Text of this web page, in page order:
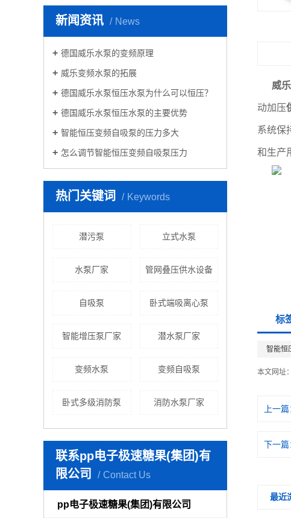
新闻资讯 News
德国威乐水泵的变频原理
威乐变频水泵的拓展
德国威乐水泵恒压水泵为什么可以恒压？
德国威乐水泵恒压水泵的主要优势
智能恒压变频自吸泵的压力多大
怎么调节智能恒压变频自吸泵压力
热门关键词 Keywords
潜污泵 立式水泵
水泵厂家 管网叠压供水设备
自吸泵 卧式端吸离心泵
智能增压泵厂家 潜水泵厂家
变频水泵 变频自吸泵
卧式多级消防泵 消防水泵厂家
联系pp电子极速糖果(集团)有
限公司
Contact Us
pp电子极速糖果(集团)有限公司
威乐
动加压
系统保
和生产
标
智能恒
本文网址：
上一篇
下一篇
最近